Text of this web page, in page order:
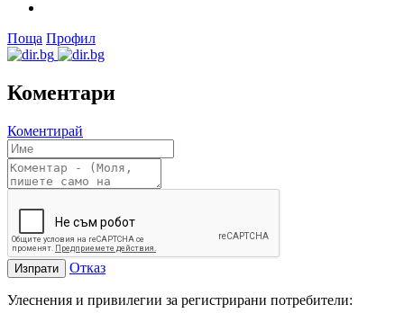
Поща Профил
Коментари
Коментирай
Изпрати Отказ
Улеснения и привилегии за регистрирани потребители: